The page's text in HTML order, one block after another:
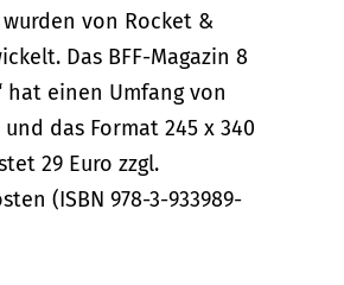
wurden von Rocket &
Das BFF-Magazin 8
hat einen Umfang von
und das Format 245 x 340
29 Euro zzgl.
(ISBN 978-3-933989-